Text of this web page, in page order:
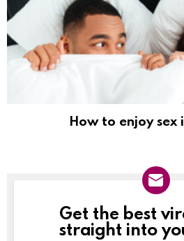
How to enjoy sex
NEWSLETTER
Get the best
straight into